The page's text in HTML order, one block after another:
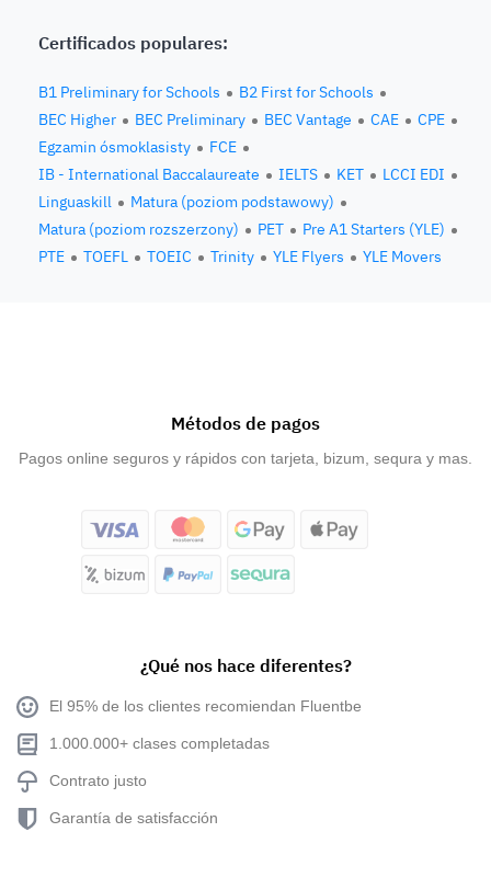
Certificados populares:
B1 Preliminary for Schools
B2 First for Schools
BEC Higher
BEC Preliminary BEC Vantage CAE
CPE
Egzamin ósmoklasisty
FCE
IB - International Baccalaureate
IELTS KET
LCCI EDI
Linguaskill
Matura (poziom podstawowy)
Matura (poziom rozszerzony)
PET
Pre A1 Starters (YLE)
PTE
TOEFL TOEIC Trinity YLE Flyers YLE Movers
Métodos de pagos
Pagos online seguros y rápidos con tarjeta, bizum, sequra y mas.
¿Qué nos hace diferentes?
El 95% de los clientes recomiendan Fluentbe
1.000.000+ clases completadas
Contrato justo
Garantía de satisfacción